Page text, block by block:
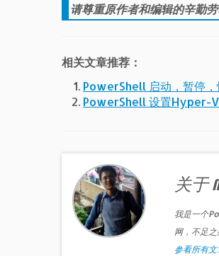
请尊重原作者和编辑的辛勤
相关文章推荐：
PowerShell 启动，暂停
PowerShell 设置Hyper-
关于
我是一个
网，不足之
参看所有